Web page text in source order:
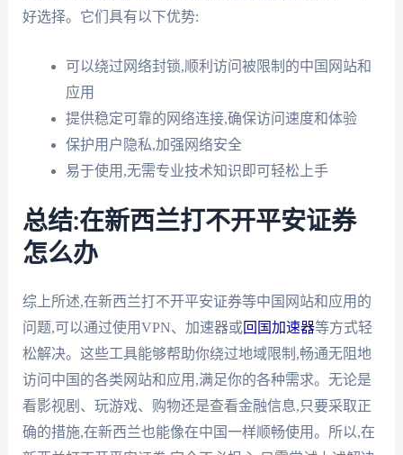
好选择。它们具有以下优势:
可以绕过网络封锁,顺利访问被限制的中国网站和
应用
提供稳定可靠的网络连接,确保访问速度和体验
保护用户隐私,加强网络安全
易于使用,无需专业技术知识即可轻松上手
总结:在新西兰打不开平安证券
怎么办
综上所述,在新西兰打不开平安证券等中国网站和应用的
问题,可以通过使用VPN、加速器或回国加速器等方式轻
松解决。这些工具能够帮助你绕过地域限制,畅通无阻地
访问中国的各类网站和应用,满足你的各种需求。无论是
看影视剧、玩游戏、购物还是查看金融信息,只要采取正
确的措施,在新西兰也能像在中国一样顺畅使用。所以,在